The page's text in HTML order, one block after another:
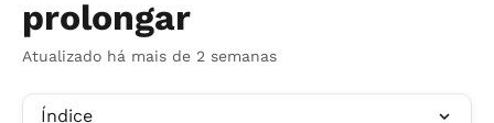
prolongar
Atualizado há mais de 2 semanas
Índice